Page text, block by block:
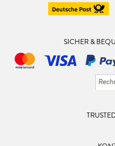
SICHER &